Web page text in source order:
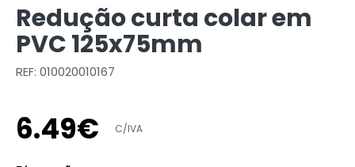
Redução curta colar em
PVC 125x75mm
REF: 010020010167
6.49€ C/IVA